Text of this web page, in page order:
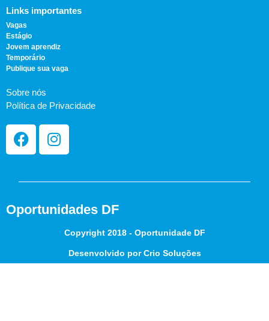
Links importantes
Vagas
Estágio
Jovem aprendiz
Temporário
Publique sua vaga
Sobre nós
Política de Privacidade
Oportunidades DF
Copyright 2018 - Oportunidade DF
Desenvolvido por Crio Soluções